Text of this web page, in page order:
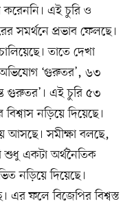
করেননি। এই চুরি ও
সমর্থনে প্রভাব ফেলছে।
তাতে দেখা
‘গুরুতর’, ৬৩
গুরুতর’। এই চুরি ৫৩
নড়িয়ে দিয়েছে।
আসছে। সমীক্ষা বলছে,
শুধু একটা অর্থনৈতিক
নড়িয়ে দিয়েছে।
এর ফলে বিজেপির বিশ্বস্ত